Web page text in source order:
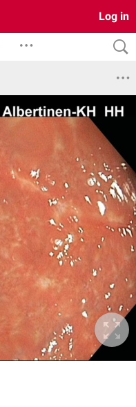
Log in